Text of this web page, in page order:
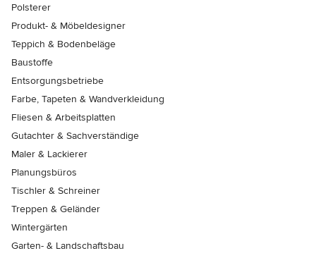
Polsterer
Produkt- & Möbeldesigner
Teppich & Bodenbeläge
Baustoffe
Entsorgungsbetriebe
Farbe, Tapeten & Wandverkleidung
Fliesen & Arbeitsplatten
Gutachter & Sachverständige
Maler & Lackierer
Planungsbüros
Tischler & Schreiner
Treppen & Geländer
Wintergärten
Garten- & Landschaftsbau